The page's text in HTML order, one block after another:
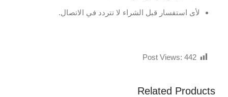
لأى استفسار قبل الشراء لا تتردد في الاتصال.
Post Views: 442
Related Products